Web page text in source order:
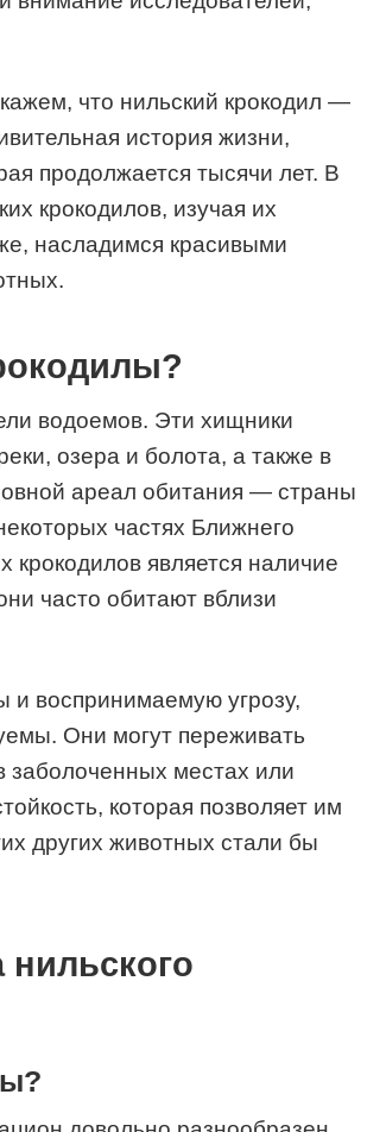
что нильский крокодил —
история жизни,
продолжается тысячи лет. В
крокодилов, изучая их
насладимся красивыми
водоемов. Эти хищники
озера и болота, а также в
ареал обитания — страны
частях Ближнего
крокодилов является наличие
часто обитают вблизи
и воспринимаемую угрозу,
Они могут переживать
местах или
которая позволяет им
других животных стали бы
нильского